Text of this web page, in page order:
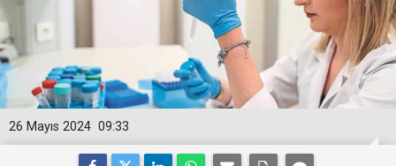
09:33
26 Mayıs 2024